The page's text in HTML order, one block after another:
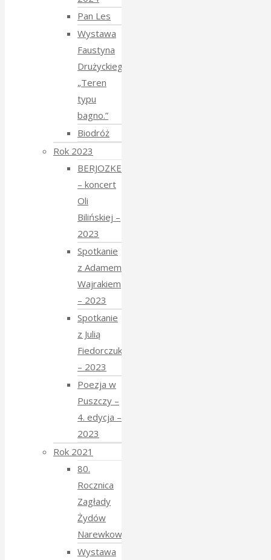
Pan Les
Wystawa
Faustyna
Drużyckiego
„Teren
typu
bagno.”
Biodróż
Rok 2023
BERJOZKELE
– koncert
Oli
Bilińskiej –
2023
Spotkanie
z Adamem
Wajrakiem
– 2023
Spotkanie
z Julią
Fiedorczuk
– 2023
Poezja w
Puszczy –
4. edycja –
2023
Rok 2021
80.
Rocznica
Zagłady
Żydów
Narewkowskich
Wystawa